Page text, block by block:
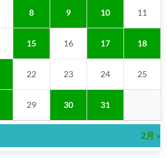
8 9 10 11
15 16 17 18
22 23 24 25
29 30 31
2月 »